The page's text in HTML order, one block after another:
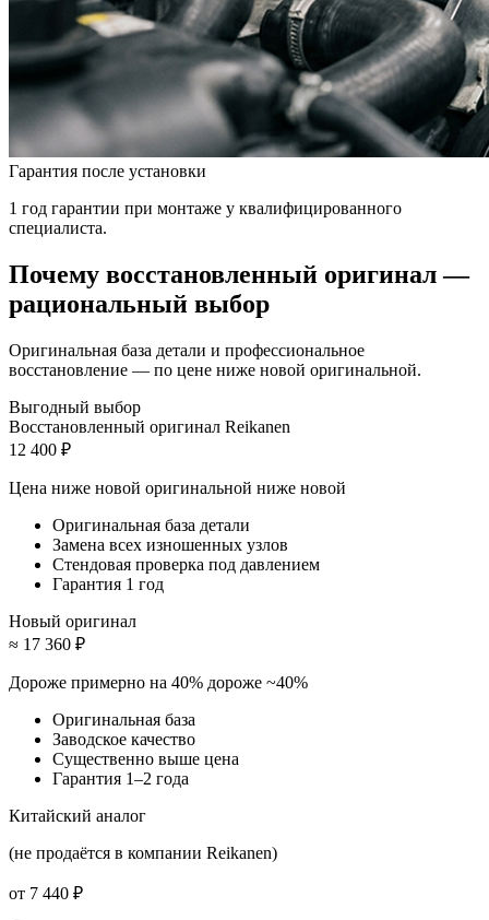
Гарантия после установки
1 год гарантии при монтаже у квалифицированного
специалиста.
Почему восстановленный оригинал —
рациональный выбор
Оригинальная база детали и профессиональное
восстановление — по цене ниже новой оригинальной.
Выгодный выбор
Восстановленный оригинал Reikanen
12 400 ₽
Цена ниже новой оригинальной ниже новой
Оригинальная база детали
Замена всех изношенных узлов
Стендовая проверка под давлением
Гарантия 1 год
Новый оригинал
≈ 17 360 ₽
Дороже примерно на 40% дороже ~40%
Оригинальная база
Заводское качество
Существенно выше цена
Гарантия 1–2 года
Китайский аналог
(не продаётся в компании Reikanen)
от 7 440 ₽